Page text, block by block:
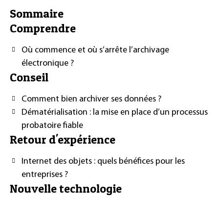
Sommaire
Comprendre
Où commence et où s’arrête l’archivage
électronique ?
Conseil
Comment bien archiver ses données ?
Dématérialisation : la mise en place d’un processus
probatoire fiable
Retour d'expérience
Internet des objets : quels bénéfices pour les
entreprises ?
Nouvelle technologie